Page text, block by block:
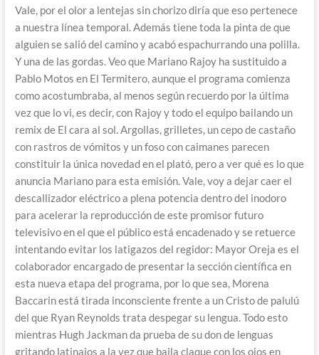
Vale, por el olor a lentejas sin chorizo diría que eso pertenece
a nuestra línea temporal. Además tiene toda la pinta de que
alguien se salió del camino y acabó espachurrando una polilla.
Y una de las gordas. Veo que Mariano Rajoy ha sustituido a
Pablo Motos en El Termitero, aunque el programa comienza
como acostumbraba, al menos según recuerdo por la última
vez que lo vi, es decir, con Rajoy y todo el equipo bailando un
remix de El cara al sol. Argollas, grilletes, un cepo de castaño
con rastros de vómitos y un foso con caimanes parecen
constituir la única novedad en el plató, pero a ver qué es lo que
anuncia Mariano para esta emisión. Vale, voy a dejar caer el
descallizador eléctrico a plena potencia dentro del inodoro
para acelerar la reproducción de este promisor futuro
televisivo en el que el público está encadenado y se retuerce
intentando evitar los latigazos del regidor: Mayor Oreja es el
colaborador encargado de presentar la sección científica en
esta nueva etapa del programa, por lo que sea, Morena
Baccarin está tirada inconsciente frente a un Cristo de palulú
del que Ryan Reynolds trata despegar su lengua. Todo esto
mientras Hugh Jackman da prueba de su don de lenguas
gritando latinajos a la vez que baila claque con los ojos en